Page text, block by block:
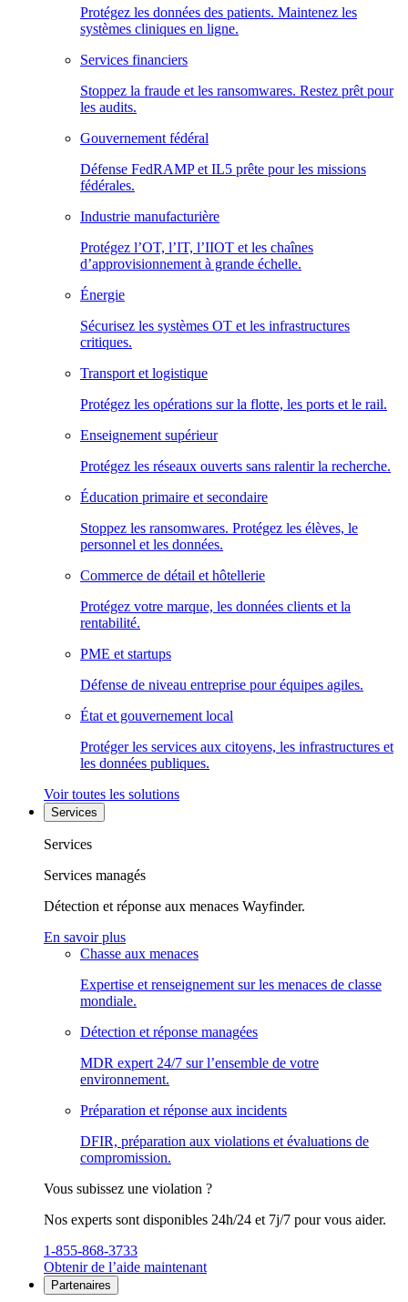
Protégez les données des patients. Maintenez les
systèmes cliniques en ligne.
Services financiers
Stoppez la fraude et les ransomwares. Restez prêt pour
les audits.
Gouvernement fédéral
Défense FedRAMP et IL5 prête pour les missions
fédérales.
Industrie manufacturière
Protégez l’OT, l’IT, l’IIOT et les chaînes
d’approvisionnement à grande échelle.
Énergie
Sécurisez les systèmes OT et les infrastructures
critiques.
Transport et logistique
Protégez les opérations sur la flotte, les ports et le rail.
Enseignement supérieur
Protégez les réseaux ouverts sans ralentir la recherche.
Éducation primaire et secondaire
Stoppez les ransomwares. Protégez les élèves, le
personnel et les données.
Commerce de détail et hôtellerie
Protégez votre marque, les données clients et la
rentabilité.
PME et startups
Défense de niveau entreprise pour équipes agiles.
État et gouvernement local
Protéger les services aux citoyens, les infrastructures et
les données publiques.
Voir toutes les solutions
Services
Services
Services managés
Détection et réponse aux menaces Wayfinder.
En savoir plus
Chasse aux menaces
Expertise et renseignement sur les menaces de classe
mondiale.
Détection et réponse managées
MDR expert 24/7 sur l’ensemble de votre
environnement.
Préparation et réponse aux incidents
DFIR, préparation aux violations et évaluations de
compromission.
Vous subissez une violation ?
Nos experts sont disponibles 24h/24 et 7j/7 pour vous aider.
1-855-868-3733
Obtenir de l’aide maintenant
Partenaires